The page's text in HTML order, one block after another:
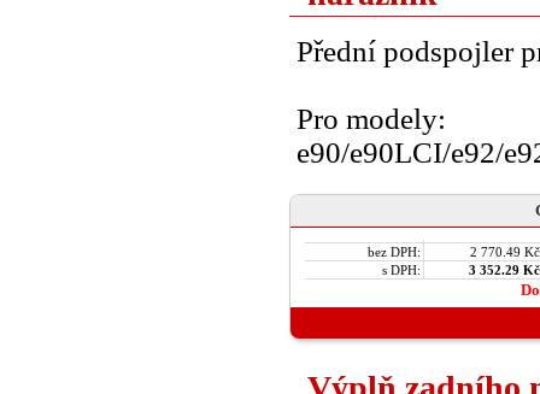
Přední podspojler
Pro modely:
e90/e90LCI/e92/
bez DPH:
2 770.49 Kč
s DPH:
3 352.29 Kč